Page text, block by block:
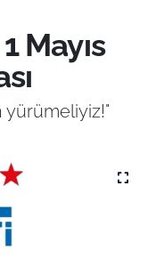
Mayıs
yürümeliyiz!"